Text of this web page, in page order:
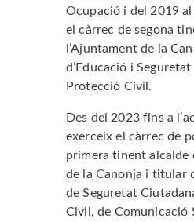
Ocupació i del 2019
el càrrec de segona
l’Ajuntament de la
d’Educació i
Protecció Civil.
Des del 2023 fins a
exerceix el càrrec de
primera tinent alcalde
de la Canonja i titular
de Seguretat
Civil, de Comunicació